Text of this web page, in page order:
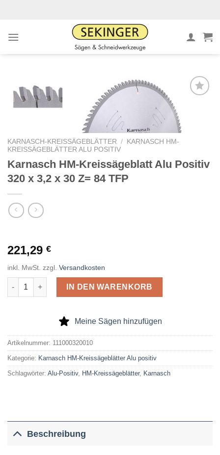
Sägen
hinzufügen
KARNASCH-KREISSÄGEBLÄTTER /
KARNASCH HM-
KREISSÄGEBLÄTTER ALU POSITIV
Karnasch HM-Kreissägeblatt Alu Positiv
320 x 3,2 x 30 Z= 84 TFP
221,29 €
inkl. MwSt. zzgl. Versandkosten
Karnasch HM-Kreissägeblatt Alu Positiv 320 x 3,2 x 30 Z= 84
IN DEN WARENKORB
Meine Sägen hinzufügen
Artikelnummer: 111000320010
Kategorie: Karnasch HM-Kreissägeblätter Alu positiv
Schlagwörter: Alu-Positiv, HM-Kreissägeblätter, Karnasch
Beschreibung